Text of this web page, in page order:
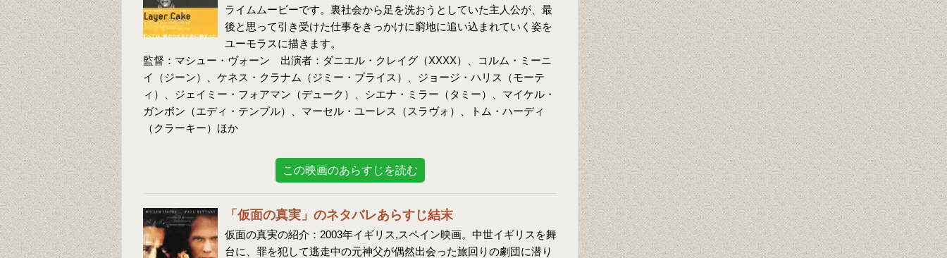
ライムムービーです。裏社会から足を洗おうとしていた主人公が、最
後と思って引き受けた仕事をきっかけに窮地に追い込まれていく姿を
ユーモラスに描きます。
監督：マシュー・ヴォーン 出演者：ダニエル・クレイグ（XXXX）、コルム・ミーニ
イ（ジーン）、ケネス・クラナム（ジミー・プライス）、ジョージ・ハリス（モーテ
ィ）、ジェイミー・フォアマン（デューク）、シエナ・ミラー（タミー）、マイケル・
ガンボン（エディ・テンプル）、マーセル・ユーレス（スラヴォ）、トム・ハーディ
（クラーキー）ほか
この映画のあらすじを読む
「仮面の真実」のネタバレあらすじ結末
仮面の真実の紹介：2003年イギリス,スペイン映画。中世イギリスを舞
台に、罪を犯して逃走中の元神父が偶然出会った旅回りの劇団に潜り